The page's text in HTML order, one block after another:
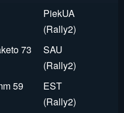
PiekUA
(Rally2)
73
SAU
(Rally2)
59
EST
(Rally2)